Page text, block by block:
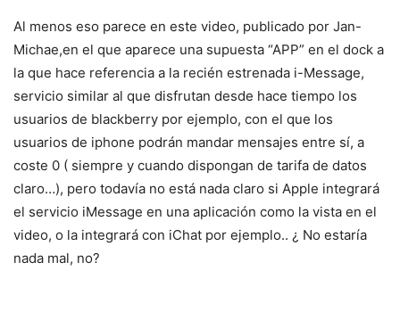
Al menos eso parece en este video, publicado por Jan-
Michae,en el que aparece una supuesta “APP” en el dock a
la que hace referencia a la recién estrenada i-Message,
servicio similar al que disfrutan desde hace tiempo los
usuarios de blackberry por ejemplo, con el que los
usuarios de iphone podrán mandar mensajes entre sí, a
coste 0 ( siempre y cuando dispongan de tarifa de datos
claro…), pero todavía no está nada claro si Apple integrará
el servicio iMessage en una aplicación como la vista en el
video, o la integrará con iChat por ejemplo.. ¿ No estaría
nada mal, no?